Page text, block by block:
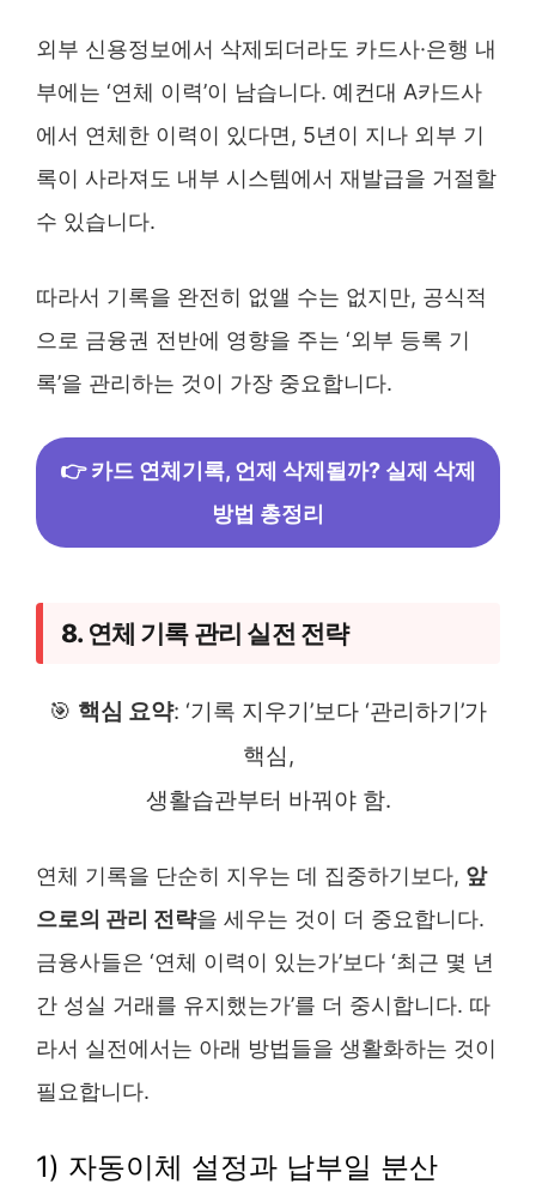
외부 신용정보에서 삭제되더라도 카드사·은행 내
부에는 ‘연체 이력’이 남습니다. 예컨대 A카드사
에서 연체한 이력이 있다면, 5년이 지나 외부 기
록이 사라져도 내부 시스템에서 재발급을 거절할
수 있습니다.
따라서 기록을 완전히 없앨 수는 없지만, 공식적
으로 금융권 전반에 영향을 주는 ‘외부 등록 기
록’을 관리하는 것이 가장 중요합니다.
👉 카드 연체기록, 언제 삭제될까? 실제 삭제
방법 총정리
8. 연체 기록 관리 실전 전략
🎯 핵심 요약: ‘기록 지우기’보다 ‘관리하기’가
핵심,
생활습관부터 바꿔야 함.
연체 기록을 단순히 지우는 데 집중하기보다, 앞
으로의 관리 전략을 세우는 것이 더 중요합니다.
금융사들은 ‘연체 이력이 있는가’보다 ‘최근 몇 년
간 성실 거래를 유지했는가’를 더 중시합니다. 따
라서 실전에서는 아래 방법들을 생활화하는 것이
필요합니다.
1) 자동이체 설정과 납부일 분산